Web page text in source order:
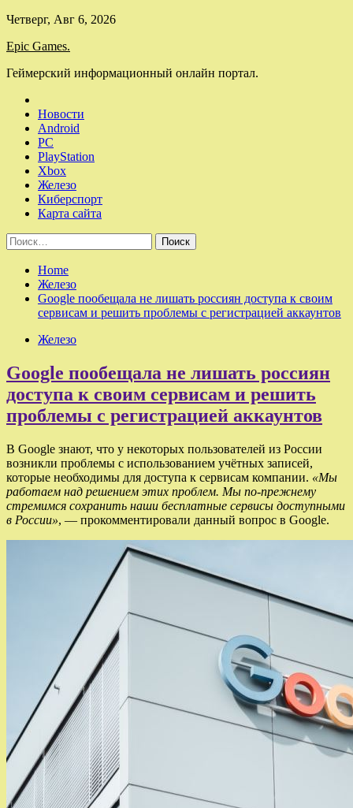
Skip
content
Четверг, Авг 6, 2026
Epic Games.
Геймерский информационный онлайн портал.
Новости
Android
PC
PlayStation
Xbox
Железо
Киберспорт
Карта сайта
Найти:
Home
Железо
Google пообещала не лишать россиян доступа к своим
сервисам и решить проблемы с регистрацией аккаунтов
Железо
Google пообещала не лишать россиян
доступа к своим сервисам и решить
проблемы с регистрацией аккаунтов
В Google знают, что у некоторых пользователей из России
возникли проблемы с использованием учётных записей,
которые необходимы для доступа к сервисам компании. «Мы
работаем над решением этих проблем. Мы по-прежнему
стремимся сохранить наши бесплатные сервисы доступными
в России», — прокомментировали данный вопрос в Google.